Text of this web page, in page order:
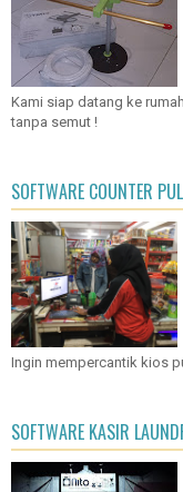
Kami siap datang ke
tanpa semut !
SOFTWARE COUNTER
Ingin mempercantik kios
SOFTWARE KASIR